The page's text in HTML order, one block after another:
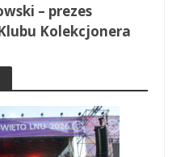
– prezes
Kolekcjonera